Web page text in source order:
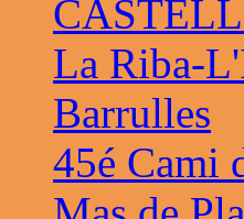
La Riba-
Barrulles
45é Cami